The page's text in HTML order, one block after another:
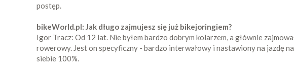
postęp.
bikeWorld.pl: Jak długo zajmujesz się już bikejoringiem?
Igor Tracz: Od 12 lat. Nie byłem bardzo dobrym kolarzem, a głównie
rowerowy. Jest on specyficzny - bardzo interwałowy i nastawiony na jazdę
siebie 100%.